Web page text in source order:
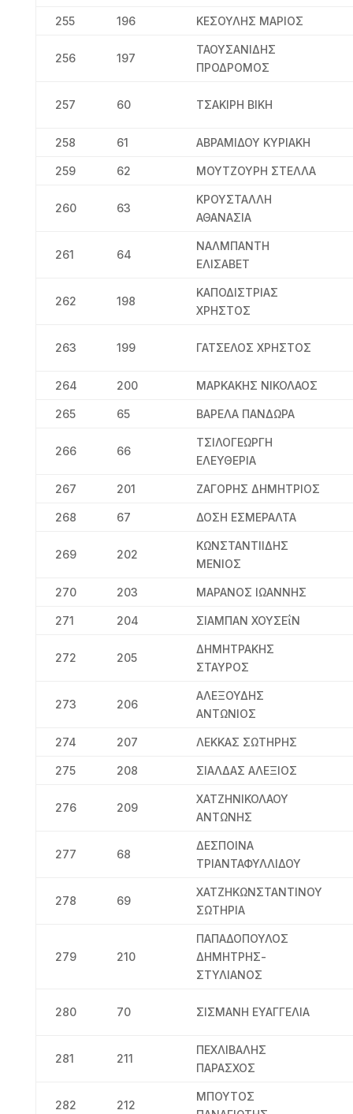
255 196 ΚΕΣΟΥΛΗΣ ΜΑΡΙΟΣ
256 197
ΤΑΟΥΣΑΝΙΔΗΣ
ΠΡΟΔΡΟΜΟΣ
257 60 ΤΣΑΚΙΡΗ ΒΙΚΗ
258 61 ΑΒΡΑΜΙΔΟΥ ΚΥΡΙΑΚΗ
259 62 ΜΟΥΤΖΟΥΡΗ ΣΤΕΛΛΑ
260 63
ΚΡΟΥΣΤΑΛΛΗ
ΑΘΑΝΑΣΙΑ
261 64
ΝΑΛΜΠΑΝΤΗ
ΕΛΙΣΑΒΕΤ
262 198
ΚΑΠΟΔΙΣΤΡΙΑΣ
ΧΡΗΣΤΟΣ
263 199 ΓΑΤΣΕΛΟΣ ΧΡΗΣΤΟΣ
264 200 ΜΑΡΚΑΚΗΣ ΝΙΚΟΛΑΟΣ
265 65 ΒΑΡΕΛΑ ΠΑΝΔΩΡΑ
266 66
ΤΣΙΛΟΓΕΩΡΓΗ
ΕΛΕΥΘΕΡΙΑ
267 201 ΖΑΓΟΡΗΣ ΔΗΜΗΤΡΙΟΣ
268 67 ΔΟΣΗ ΕΣΜΕΡΑΛΤΑ
269 202
ΚΩΝΣΤΑΝΤΙΙΔΗΣ
ΜΕΝΙΟΣ
270 203 ΜΑΡΑΝΟΣ ΙΩΑΝΝΗΣ
271 204 ΣΙΑΜΠΑΝ ΧΟΥΣΕΐΝ
272 205
ΔΗΜΗΤΡΑΚΗΣ
ΣΤΑΥΡΟΣ
273 206
ΑΛΕΞΟΥΔΗΣ
ΑΝΤΩΝΙΟΣ
274 207 ΛΕΚΚΑΣ ΣΩΤΗΡΗΣ
275 208 ΣΙΑΛΔΑΣ ΑΛΕΞΙΟΣ
276 209
ΧΑΤΖΗΝΙΚΟΛΑΟΥ
ΑΝΤΩΝΗΣ
277 68
ΔΕΣΠΟΙΝΑ
ΤΡΙΑΝΤΑΦΥΛΛΙΔΟΥ
278 69
ΧΑΤΖΗΚΩΝΣΤΑΝΤΙΝΟΥ
ΣΩΤΗΡΙΑ
279 210
ΠΑΠΑΔΟΠΟΥΛΟΣ
ΔΗΜΗΤΡΗΣ-
ΣΤΥΛΙΑΝΟΣ
280 70 ΣΙΣΜΑΝΗ ΕΥΑΓΓΕΛΙΑ
281 211
ΠΕΧΛΙΒΑΛΗΣ
ΠΑΡΑΣΧΟΣ
282 212
ΜΠΟΥΤΟΣ